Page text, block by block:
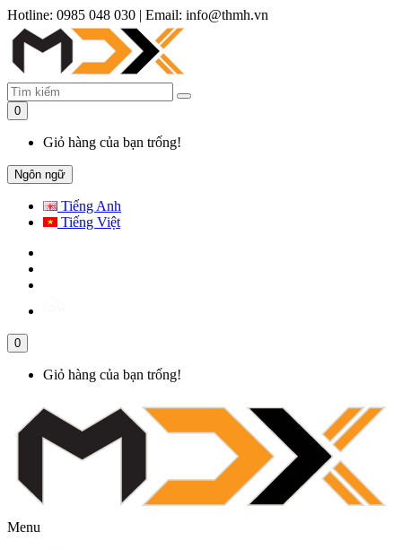
Hotline: 0985 048 030 | Email: info@thmh.vn
0
Giỏ hàng của bạn trống!
Ngôn ngữ
Tiếng Anh
Tiếng Việt
0
Giỏ hàng của bạn trống!
Menu